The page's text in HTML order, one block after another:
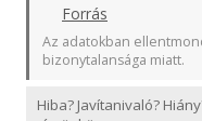
Forrás
Az adatokban
bizonytalansága miatt.
Hiba? Javítanivaló?